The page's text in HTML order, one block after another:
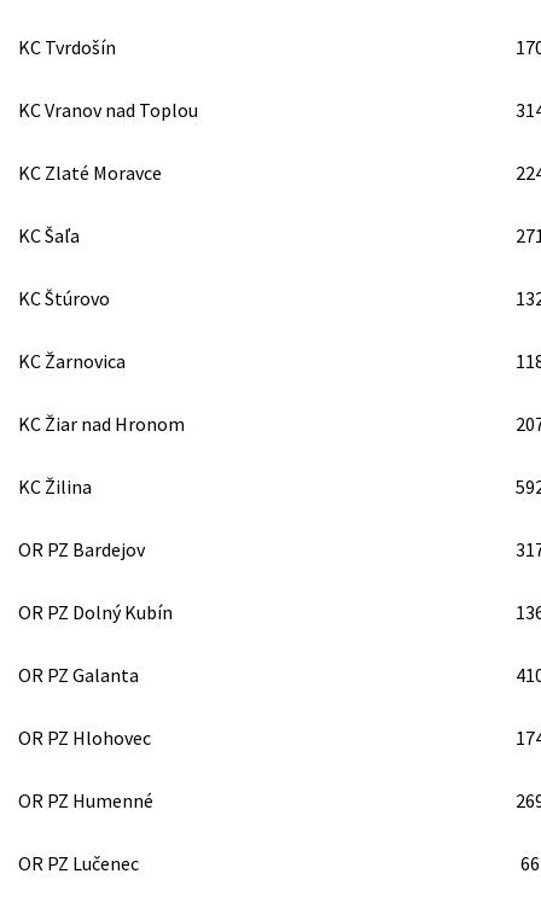
KC Tvrdošín
KC Vranov nad Toplou
KC Zlaté Moravce
KC Šaľa
KC Štúrovo
KC Žarnovica
KC Žiar nad Hronom
KC Žilina
OR PZ Bardejov
OR PZ Dolný Kubín
OR PZ Galanta
OR PZ Hlohovec
OR PZ Humenné
OR PZ Lučenec 66